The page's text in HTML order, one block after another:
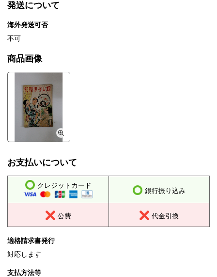
発送について
海外発送可否
不可
商品画像
お支払いについて
クレジットカード
銀行振り込み
公費 代金引換
適格請求書発行
対応します
支払方法等